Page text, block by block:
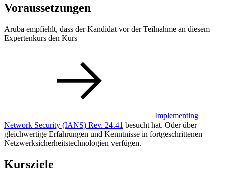
Voraussetzungen
Aruba empfiehlt, dass der Kandidat vor der Teilnahme an diesem
Expertenkurs den Kurs
Implementing
Network Security (IANS) Rev. 24.41 besucht hat. Oder über
gleichwertige Erfahrungen und Kenntnisse in fortgeschrittenen
Netzwerksicherheitstechnologien verfügen.
Kursziele